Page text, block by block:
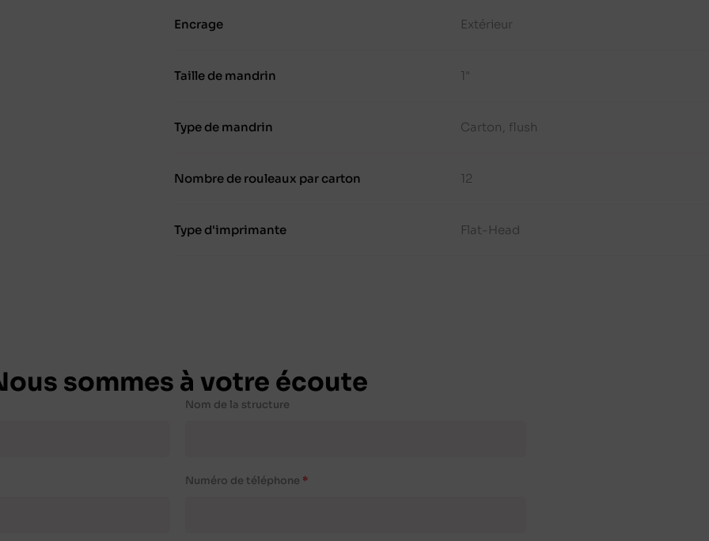
Encrage Extérieur
Taille de mandrin 1"
Type de mandrin Carton, flush
Nombre de rouleaux par carton 12
Type d'imprimante Flat-Head
sommes à votre écoute
Nom de la structure
Numéro de téléphone